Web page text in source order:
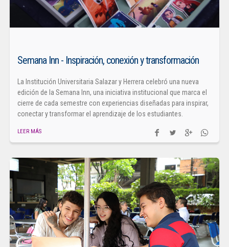
Semana Inn - Inspiración, conexión y transformación
La Institución Universitaria Salazar y Herrera celebró una nueva
edición de la Semana Inn, una iniciativa institucional que marca el
cierre de cada semestre con experiencias diseñadas para inspirar,
conectar y transformar el aprendizaje de los estudiantes.
LEER MÁS